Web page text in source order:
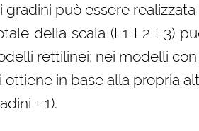
gradini può essere
della scala (L1 L2 L3)
rettilinei; nei modelli
ottiene in base alla
+ 1).